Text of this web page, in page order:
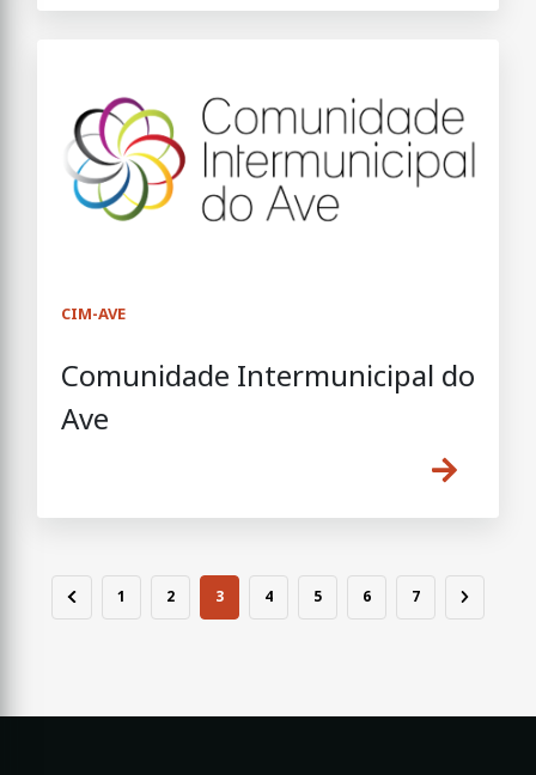
CIM-AVE
Comunidade Intermunicipal do
Ave
1 2 3 4 5 6 7